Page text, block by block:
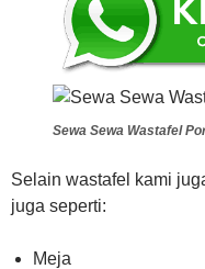
Sewa Sewa Wastafel
Selain wastafel kami
juga seperti:
Meja